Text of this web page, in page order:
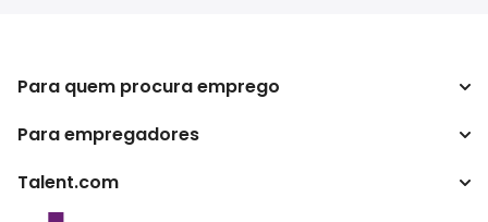
Para quem procura emprego
Procurar empregos
Para empregadores
Empreendimento
Talent.com